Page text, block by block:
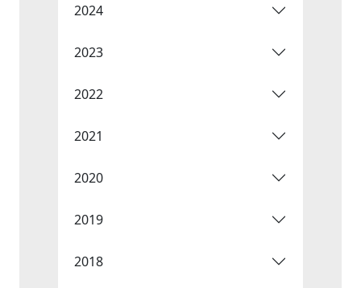
2024
2023
2022
2021
2020
2019
2018